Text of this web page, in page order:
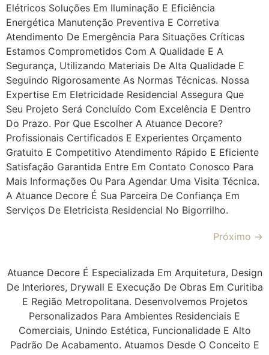
Elétricos Soluções Em Iluminação E Eficiência
Energética Manutenção Preventiva E Corretiva
Atendimento De Emergência Para Situações Críticas
Estamos Comprometidos Com A Qualidade E A
Segurança, Utilizando Materiais De Alta Qualidade E
Seguindo Rigorosamente As Normas Técnicas. Nossa
Expertise Em Eletricidade Residencial Assegura Que
Seu Projeto Será Concluído Com Excelência E Dentro
Do Prazo. Por Que Escolher A Atuance Decore?
Profissionais Certificados E Experientes Orçamento
Gratuito E Competitivo Atendimento Rápido E Eficiente
Satisfação Garantida Entre Em Contato Conosco Para
Mais Informações Ou Para Agendar Uma Visita Técnica.
A Atuance Decore É Sua Parceira De Confiança Em
Serviços De Eletricista Residencial No Bigorrilho.
Próximo →
Atuance Decore É Especializada Em Arquitetura, Design
De Interiores, Drywall E Execução De Obras Em Curitiba
E Região Metropolitana. Desenvolvemos Projetos
Personalizados Para Ambientes Residenciais E
Comerciais, Unindo Estética, Funcionalidade E Alto
Padrão De Acabamento. Atuamos Desde O Conceito E